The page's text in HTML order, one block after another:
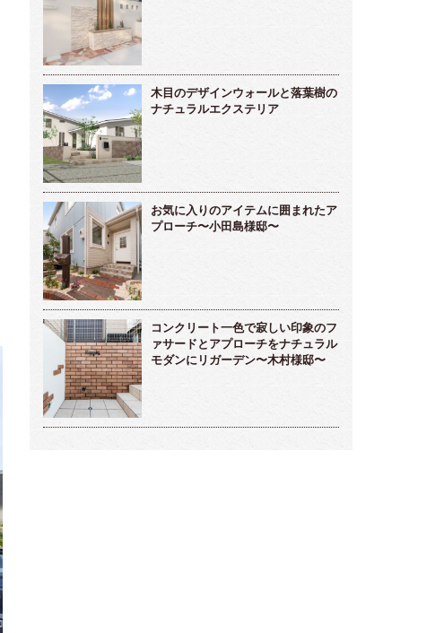
木目のデザインウォールと落葉樹の
ナチュラルエクステリア
お気に入りのアイテムに囲まれたア
プローチ〜小田島様邸〜
コンクリート一色で寂しい印象のフ
ァサードとアプローチをナチュラル
モダンにリガーデン〜木村様邸〜